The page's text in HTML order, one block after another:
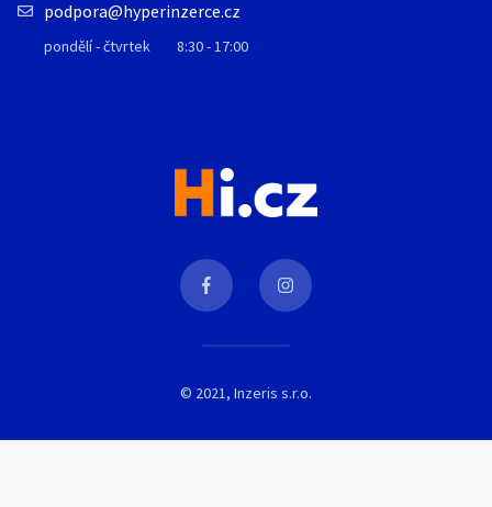
podpora@hyperinzerce.cz
pondělí - čtvrtek 8:30 - 17:00
© 2021, Inzeris s.r.o.